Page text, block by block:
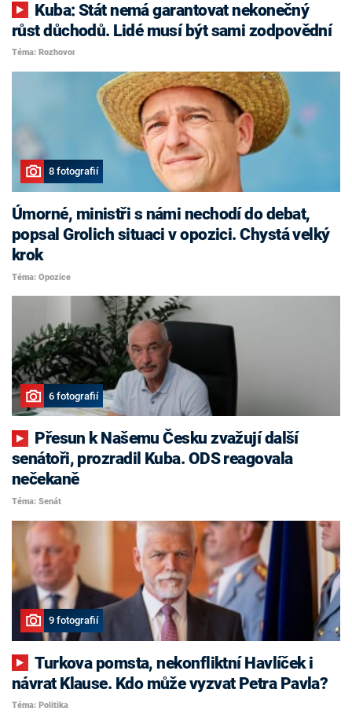
růst důchodů. Lidé musí být sami zodpovědní
Téma: Rozhovor
8 fotografií
Úmorné, ministři s námi nechodí do debat,
popsal Grolich situaci v opozici. Chystá velký
krok
Téma: Opozice
6 fotografií
senátoři, prozradil Kuba. ODS reagovala
nečekaně
Téma: Senát
9 fotografií
Turkova pomsta, nekonfliktní Havlíček i
návrat Klause. Kdo může vyzvat Petra Pavla?
Téma: Politika